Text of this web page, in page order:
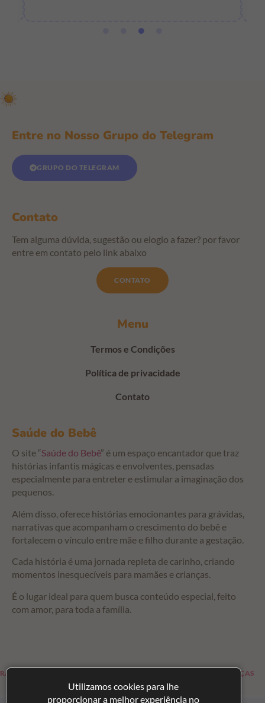
Saúde do Bebê
O site “Saúde do Bebê” é um espaço encantador que traz
histórias infantis mágicas e envolventes, pensadas
especialmente para entreter e estimular a imaginação dos
pequenos.
Além disso, oferece histórias emocionantes para grávidas,
narrativas que acompanham o crescimento do bebê e
fortalecem o vínculo entre mãe e filho durante a gestação.
Cada história é uma jornada repleta de carinho, criando
momentos inesquecíveis para mamães e crianças.
É o lugar ideal para quem busca conteúdo especial, feito
com amor, para toda a família.
Menu
Termos e Condições
Política de privacidade
Contato
Entre no Nosso Grupo do Telegram
GRUPO DO TELEGRAM
Contato
Tem alguma dúvida, sugestão ou elogio a fazer? por favor
entre em contato pelo link abaixo
CONTATO
MAMÃES
Utilizamos cookies para lhe
proporcionar a melhor experiência no